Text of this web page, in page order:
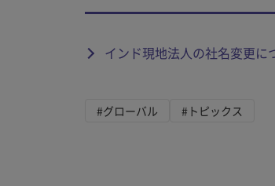
インド現地法人の社名変更に
#グローバル #トピックス